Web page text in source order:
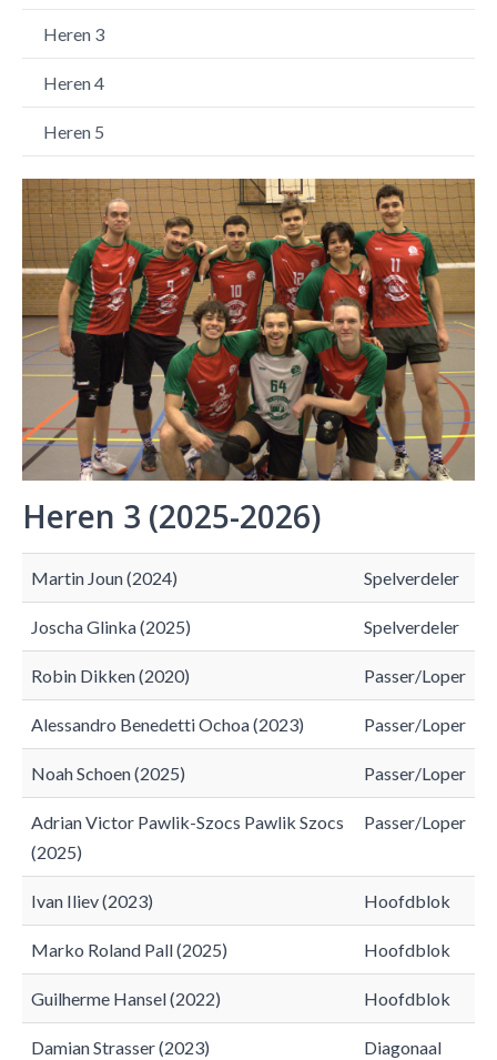
Heren 3
Heren 4
Heren 5
Heren 3 (2025-2026)
Martin Joun (2024) Spelverdeler
Joscha Glinka (2025) Spelverdeler
Robin Dikken (2020) Passer/Loper
Alessandro Benedetti Ochoa (2023) Passer/Loper
Noah Schoen (2025) Passer/Loper
Adrian Victor Pawlik-Szocs Pawlik Szocs
(2025)
Passer/Loper
Ivan Iliev (2023) Hoofdblok
Marko Roland Pall (2025) Hoofdblok
Guilherme Hansel (2022) Hoofdblok
Damian Strasser (2023) Diagonaal